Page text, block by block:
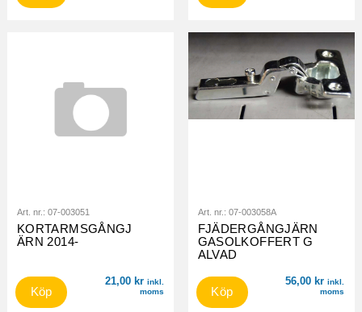
Art. nr.: 07-003051
KORTARMSGÅNGJ
ÄRN 2014-
21,00 kr inkl.
moms
Köp
Art. nr.: 07-003058A
FJÄDERGÅNGJÄRN
GASOLKOFFERT G
ALVAD
56,00 kr inkl.
moms
Köp